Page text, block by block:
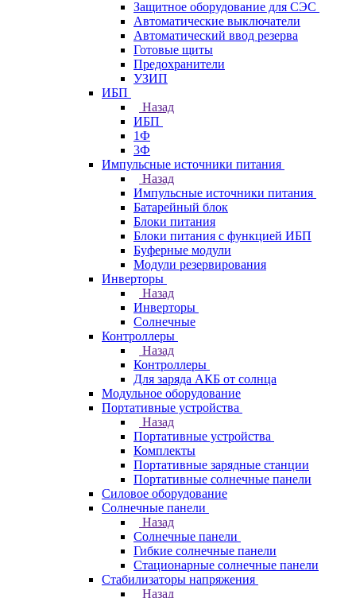
Защитное оборудование для СЭС
Автоматические выключатели
Автоматический ввод резерва
Готовые щиты
Предохранители
УЗИП
ИБП
Назад
ИБП
1Ф
3Ф
Импульсные источники питания
Назад
Импульсные источники питания
Батарейный блок
Блоки питания
Блоки питания с функцией ИБП
Буферные модули
Модули резервирования
Инверторы
Назад
Инверторы
Солнечные
Контроллеры
Назад
Контроллеры
Для заряда АКБ от солнца
Модульное оборудование
Портативные устройства
Назад
Портативные устройства
Комплекты
Портативные зарядные станции
Портативные солнечные панели
Силовое оборудование
Солнечные панели
Назад
Солнечные панели
Гибкие солнечные панели
Стационарные солнечные панели
Стабилизаторы напряжения
Назад